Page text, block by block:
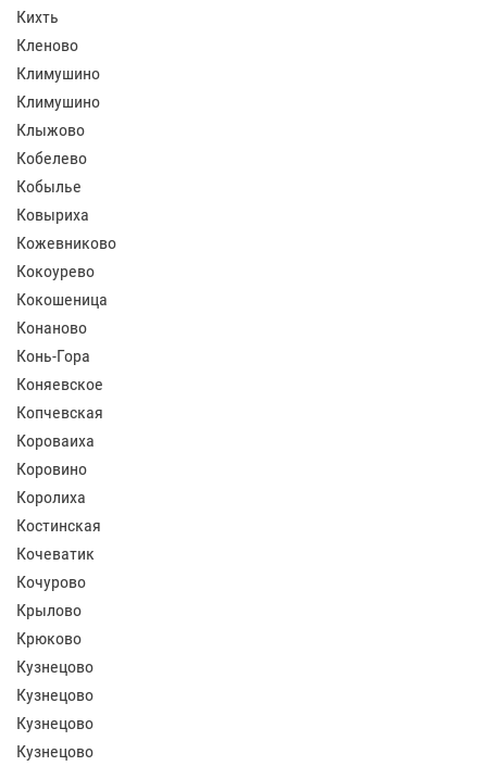
Кихть
Кленово
Климушино
Климушино
Клыжово
Кобелево
Кобылье
Ковыриха
Кожевниково
Кокоурево
Кокошеница
Конаново
Конь-Гора
Коняевское
Копчевская
Короваиха
Коровино
Королиха
Костинская
Кочеватик
Кочурово
Крылово
Крюково
Кузнецово
Кузнецово
Кузнецово
Кузнецово